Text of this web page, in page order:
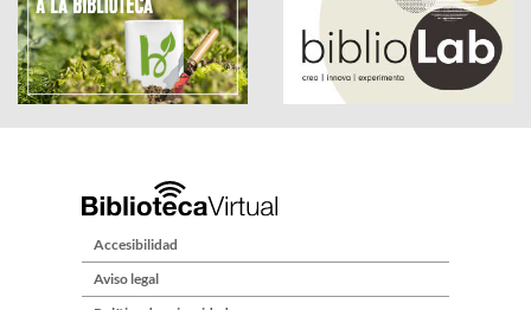
Accesibilidad
Aviso legal